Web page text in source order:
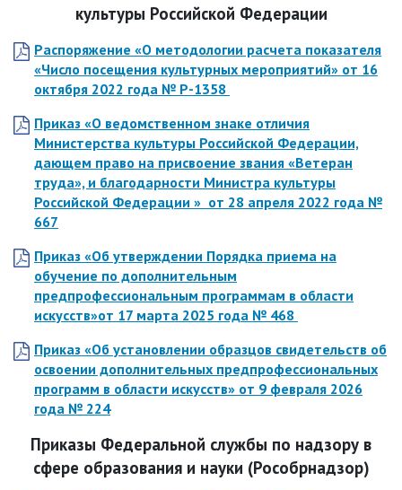
культуры Российской Федерации
Распоряжение «О методологии расчета показателя
«Число посещения культурных мероприятий» от 16
октября 2022 года № Р-1358
Приказ «О ведомственном знаке отличия
Министерства культуры Российской Федерации,
дающем право на присвоение звания «Ветеран
труда», и благодарности Министра культуры
Российской Федерации » от 28 апреля 2022 года №
667
Приказ «Об утверждении Порядка приема на
обучение по дополнительным
предпрофессиональным программам в области
искусств»от 17 марта 2025 года № 468
Приказ «Об установлении образцов свидетельств об
освоении дополнительных предпрофессиональных
программ в области искусств» от 9 февраля 2026
года № 224
Приказы Федеральной службы по надзору в
сфере образования и науки (Рособрнадзор)